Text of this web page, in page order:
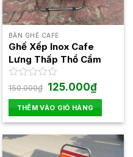
BÀN GHẾ CAFE
Ghế Xếp Inox Cafe
Lưng Thấp Thổ Cẩm
Được
hạng
0
5
sao
150.000₫ Giá
gốc
là:
150.000₫.
125.000₫Giá
hiện
tại
là:
THÊM VÀO GIỎ HÀNG